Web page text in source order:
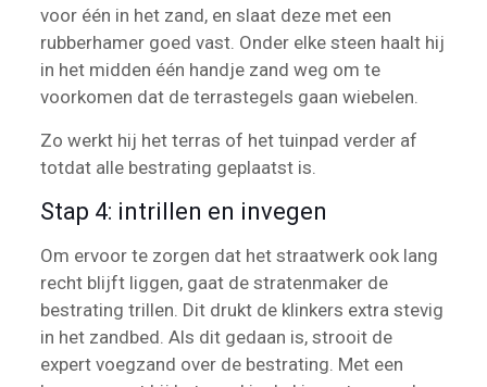
voor één in het zand, en slaat deze met een
rubberhamer goed vast. Onder elke steen haalt hij
in het midden één handje zand weg om te
voorkomen dat de terrastegels gaan wiebelen.
Zo werkt hij het terras of het tuinpad verder af
totdat alle bestrating geplaatst is.
Stap 4: intrillen en invegen
Om ervoor te zorgen dat het straatwerk ook lang
recht blijft liggen, gaat de stratenmaker de
bestrating trillen. Dit drukt de klinkers extra stevig
in het zandbed. Als dit gedaan is, strooit de
expert voegzand over de bestrating. Met een